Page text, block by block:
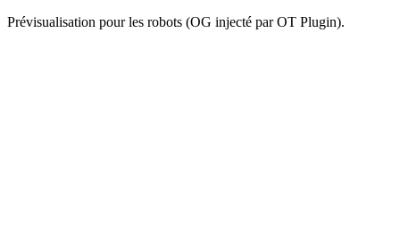
Prévisualisation pour les robots (OG injecté par OT Plugin).